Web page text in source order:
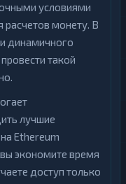
условиями
расчетов монету. В
динамичного
такой
лучшие
Ethereum
экономите время
доступ только